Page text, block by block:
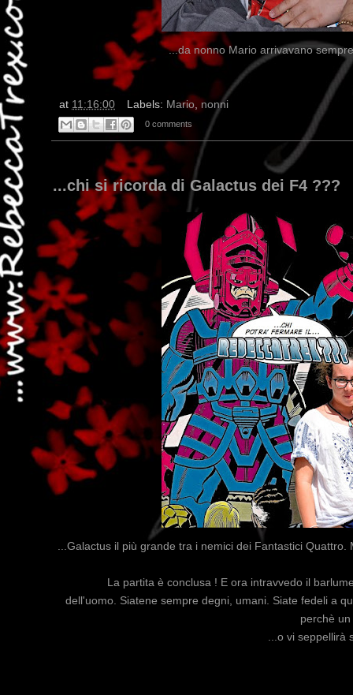
...da nonno Mario arrivavano
at 11:16:00 Labels: Mario, nonni
0 comments
...chi si ricorda di Galactus dei F4 ???
...Galactus il più grande tra i nemici dei Fantastici Quattro.
La partita è conclusa ! E ora intravvedo il
dell'uomo. Siatene sempre degni, umani. Siate fedeli a
perchè
...o vi seppellirà